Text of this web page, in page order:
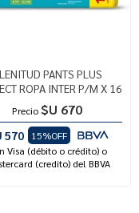
PANTS PLUS
ROPA INTER P/M X 16
Precio $U 670
570
15%OFF
Visa (débito o crédito) o
(credito) del BBVA